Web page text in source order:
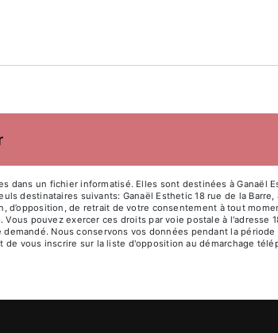
un fichier informatisé. Elles sont destinées à Ganaël
destinataires suivants: Ganaël Esthetic 18 rue de la Barre,
d’opposition, de retrait de votre consentement à tout
pouvez exercer ces droits par voie postale à l'adresse
Nous conservons vos données pendant la
vous inscrire sur la liste d'opposition au démarchage